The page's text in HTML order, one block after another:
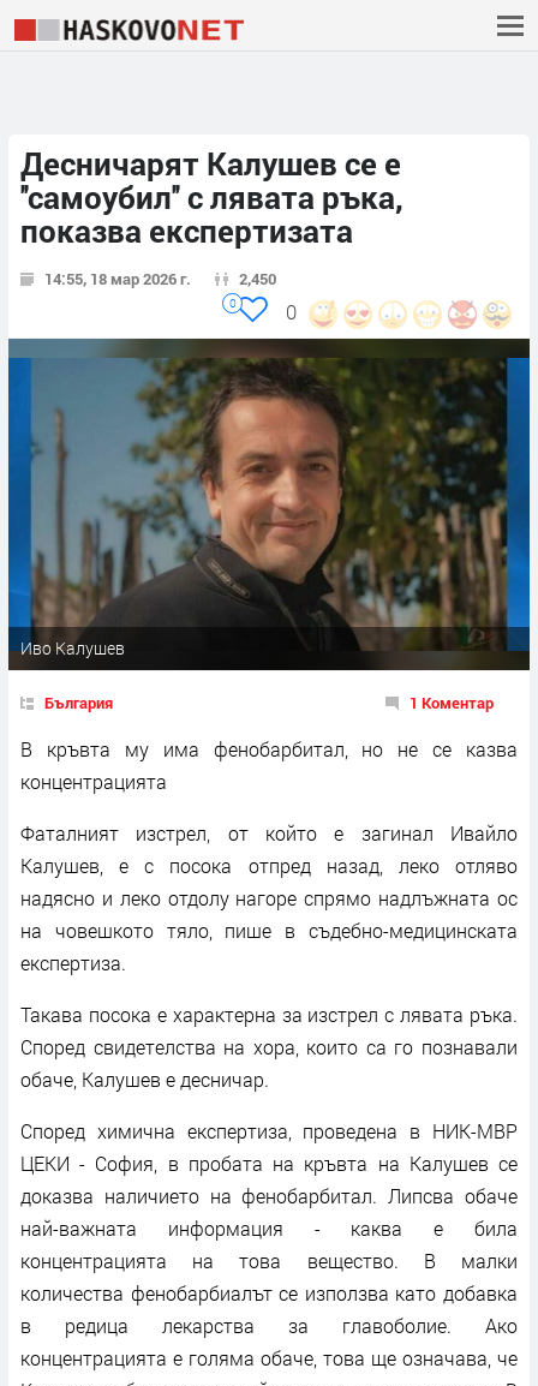
Десничарят Калушев се е
''самоубил'' с лявата ръка,
показва експертизата
14:55, 18 мар 2026 г. 2,450
0
0
Иво Калушев
България 1 Коментар
В кръвта му има фенобарбитал, но не се казва
концентрацията
Фаталният изстрел, от който е загинал Ивайло
Калушев, е с посока отпред назад, леко отляво
надясно и леко отдолу нагоре спрямо надлъжната ос
на човешкото тяло, пише в съдебно-медицинската
експертиза.
Такава посока е характерна за изстрел с лявата ръка.
Според свидетелства на хора, които са го познавали
обаче, Калушев е десничар.
Според химична експертиза, проведена в НИК-МВР
ЦЕКИ - София, в пробата на кръвта на Калушев се
доказва наличието на фенобарбитал. Липсва обаче
най-важната информация - каква е била
концентрацията на това вещество. В малки
количества фенобарбиалът се използва като добавка
в редица лекарства за главоболие. Ако
концентрацията е голяма обаче, това ще означава, че